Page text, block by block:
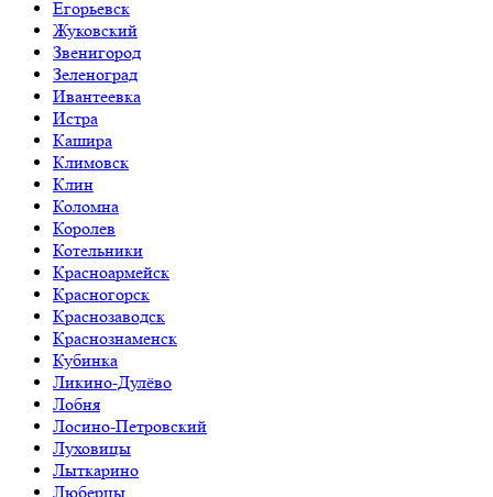
Егорьевск
Жуковский
Звенигород
Зеленоград
Ивантеевка
Истра
Кашира
Климовск
Клин
Коломна
Королев
Котельники
Красноармейск
Красногорск
Краснозаводск
Краснознаменск
Кубинка
Ликино-Дулёво
Лобня
Лосино-Петровский
Луховицы
Лыткарино
Люберцы